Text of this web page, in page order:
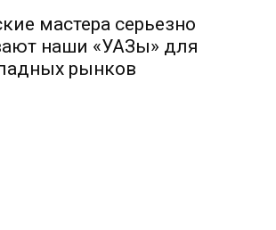
мастера серьезно
наши «УАЗы» для
рынков